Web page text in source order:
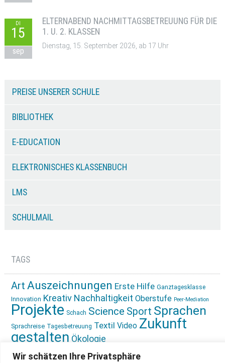
Wir schätzen Ihre Privatsphäre
DI
15
sep
ELTERNABEND NACHMITTAGSBETREUUNG FÜR DIE
1. U. 2. KLASSEN
Dienstag, 15. September 2026, ab 17 Uhr
PREISE UNSERER SCHULE
BIBLIOTHEK
E-EDUCATION
ELEKTRONISCHES KLASSENBUCH
LMS
SCHULMAIL
TAGS
Art Auszeichnungen Erste Hilfe Ganztagesklasse
Innovation Kreativ Nachhaltigkeit Oberstufe Peer-Mediation
Projekte Schach Science Sport Sprachen
Sprachreise Tagesbetreuung Textil Video Zukunft
gestalten Ökologie